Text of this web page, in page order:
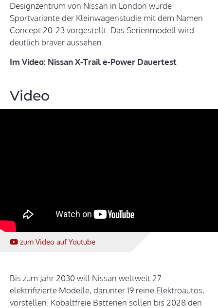
Designzentrum von Nissan in London wurde
Sportvariante der Kleinwagenstudie mit dem Namen
Concept 20-23 vorgestellt. Das Serienmodell wird
deutlich braver aussehen.
Im Video: Nissan X-Trail e-Power Dauertest
Video
zum Video auf Youtube
Bis zum Jahr 2030 will Nissan weltweit 27
elektrifizierte Modelle, darunter 19 reine Elektroautos,
vorstellen. Kobaltfreie Batterien sollen bis 2028 den